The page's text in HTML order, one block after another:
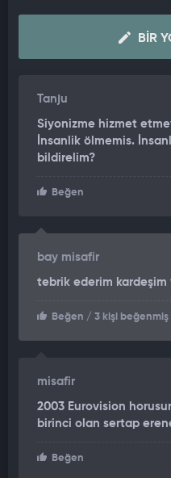
Yarışma, 12 ve 14 Mayıs'ta
Avusturya, 2025 yarışmasını
kazanarak ev sahipliğini
Ancak bu yılki organizasyon,
Gazze'deki savaş
edilmesine tepki gösteren
ve İzlanda gibi ülkeler
Bu, Eurovision tarihinin en
olarak kayıtlara geçerken,
TARİHİ ZAFERİN
Sertap Erener, 2003
BIR
Tanju
Siyonizme hizmet
İnsanlik ölmemis.
bildirelim?
Beğen
bay misafir
tebrik ederim kardeşim
Beğen / 3 kişi beğenmiş
misafir
2003 Eurovision
birinci olan sertap
Beğen